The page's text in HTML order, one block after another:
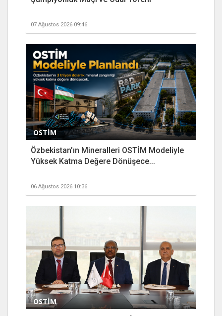
07 Ağustos 2026 09:46
OSTİM
Özbekistan’ın Mineralleri OSTİM Modeliyle
Yüksek Katma Değere Dönüşece...
06 Ağustos 2026 10:36
OSTİM